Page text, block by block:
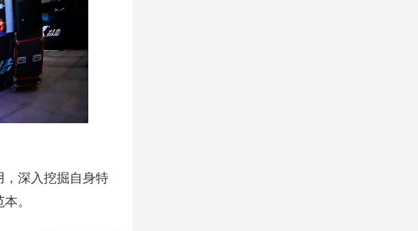
，深入挖掘自身特
。